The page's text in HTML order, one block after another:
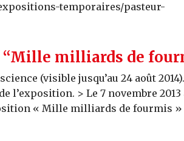
temporaires/pasteur-
“Mille milliards de
(visible jusqu’au 24 août
l’exposition. > Le 7 novembre 2013
« Mille milliards de fourmis »